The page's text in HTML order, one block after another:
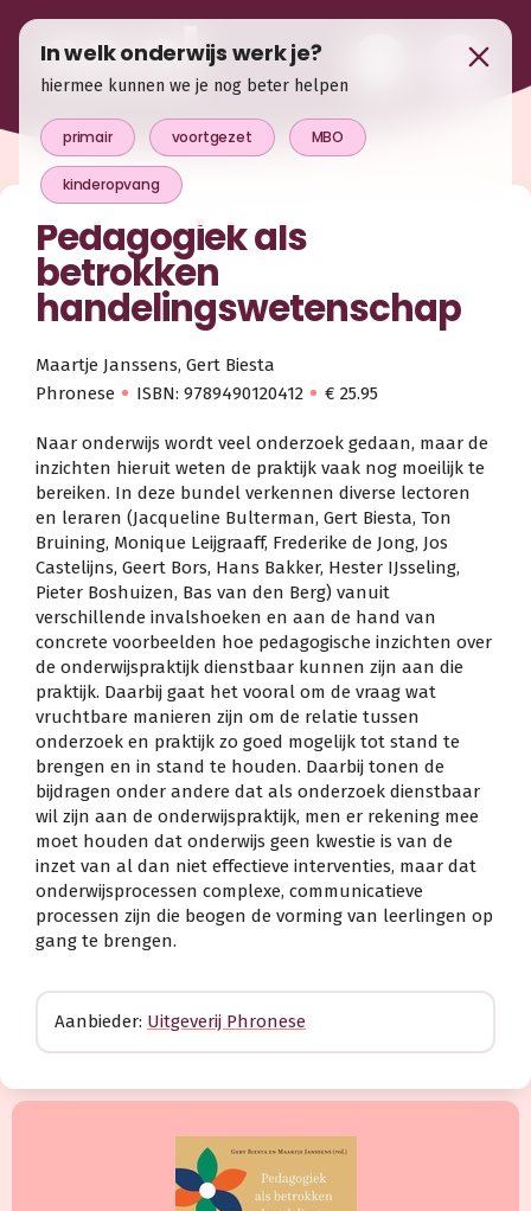
Pedagogiek als
betrokken
handelingswetenschap
Maartje Janssens, Gert Biesta
Phronese
ISBN: 9789490120412 € 25.95
Naar onderwijs wordt veel onderzoek gedaan, maar de
inzichten hieruit weten de praktijk vaak nog moeilijk te
bereiken. In deze bundel verkennen diverse lectoren
en leraren (Jacqueline Bulterman, Gert Biesta, Ton
Bruining, Monique Leijgraaff, Frederike de Jong, Jos
Castelijns, Geert Bors, Hans Bakker, Hester IJsseling,
Pieter Boshuizen, Bas van den Berg) vanuit
verschillende invalshoeken en aan de hand van
concrete voorbeelden hoe pedagogische inzichten over
de onderwijspraktijk dienstbaar kunnen zijn aan die
praktijk. Daarbij gaat het vooral om de vraag wat
vruchtbare manieren zijn om de relatie tussen
onderzoek en praktijk zo goed mogelijk tot stand te
brengen en in stand te houden. Daarbij tonen de
bijdragen onder andere dat als onderzoek dienstbaar
wil zijn aan de onderwijspraktijk, men er rekening mee
moet houden dat onderwijs geen kwestie is van de
inzet van al dan niet effectieve interventies, maar dat
onderwijsprocessen complexe, communicatieve
processen zijn die beogen de vorming van leerlingen op
gang te brengen.
Aanbieder: Uitgeverij Phronese
In welk onderwijs werk je?
hiermee kunnen we je nog beter helpen
primair voortgezet MBO
kinderopvang